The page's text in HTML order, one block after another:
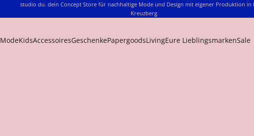
studio du. dein Concept Store für nachhaltige Mode und Design mit eigener Produktion in
Kreuzberg
ModeKidsAccessoiresGeschenkePapergoodsLivingEure LieblingsmarkenSale